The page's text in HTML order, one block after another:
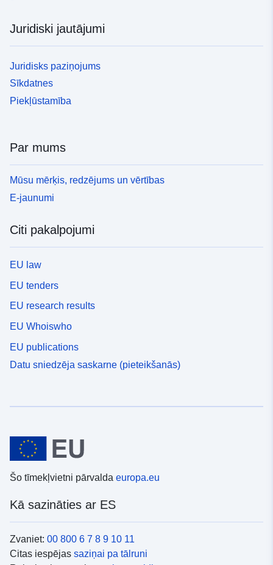
Juridiski jautājumi
Juridisks paziņojums
Sīkdatnes
Piekļūstamība
Par mums
Mūsu mērķis, redzējums un vērtības
E-jaunumi
Citi pakalpojumi
EU law
EU tenders
EU research results
EU Whoiswho
EU publications
Datu sniedzēja saskarne (pieteikšanās)
Šo tīmekļvietni pārvalda europa.eu
Kā sazināties ar ES
Zvaniet: 00 800 6 7 8 9 10 11
Citas iespējas saziņai pa tālruni